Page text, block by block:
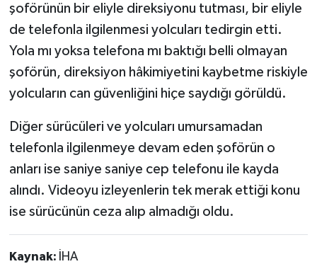
şoförünün bir eliyle direksiyonu tutması, bir eliyle
de telefonla ilgilenmesi yolcuları tedirgin etti.
Yola mı yoksa telefona mı baktığı belli olmayan
şoförün, direksiyon hâkimiyetini kaybetme riskiyle
yolcuların can güvenliğini hiçe saydığı görüldü.
Diğer sürücüleri ve yolcuları umursamadan
telefonla ilgilenmeye devam eden şoförün o
anları ise saniye saniye cep telefonu ile kayda
alındı. Videoyu izleyenlerin tek merak ettiği konu
ise sürücünün ceza alıp almadığı oldu.
Kaynak: İHA